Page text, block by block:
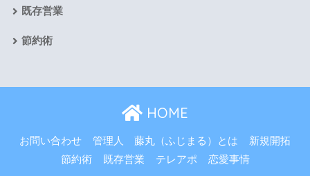
既存営業
節約術
HOME
お問い合わせ 管理人 藤丸（ふじまる）とは
新規開拓
節約術
既存営業 テレアポ 恋愛事情